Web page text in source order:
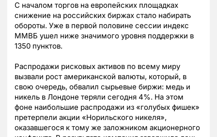
С началом торгов на европейских площадках
снижение на российских биржах стало набирать
обороты. Уже в первой половине сессии индекс
ММВБ ушел ниже значимого уровня поддержки в
1350 пунктов.
Распродажи рисковых активов по всему миру
вызвали рост американской валюты, который, в
свою очередь, обвалил сырьевые биржи: медь и
никель в Лондоне теряли сегодня 4%. На этом
фоне наибольшие распродажи из «голубых фишек»
претерпели акции «Норильского никеля»,
оказавшегося к тому же заложником акционерного